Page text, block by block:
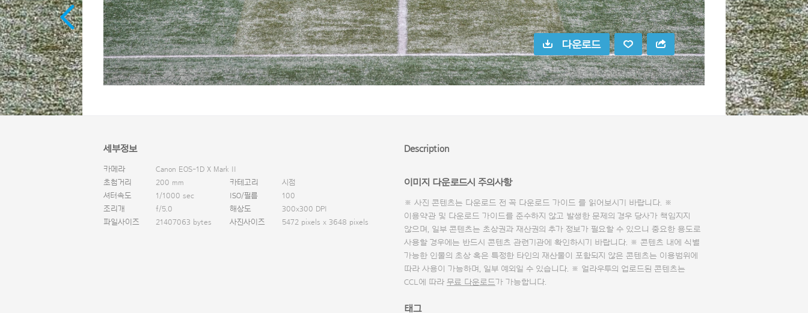
다운로드
세부정보
카메라
Canon EOS-1D X Mark II
초첨거리
200 mm 카테고리
시점
셔터속도
1/1000 sec ISO/필름
100
조리개
f/5.0 해상도
300x300 DPI
파일사이즈
21407063 bytes 사진사이즈 5472 pixels x 3648 pixels
Description
이미지 다운로드시 주의사항
※ 사진 콘텐츠는 다운로드 전 꼭 다운로드 가이드 를 읽어보시기 바랍니다. ※
이용약관 및 다운로드 가이드를 준수하지 않고 발생한 문제의 경우 당사가 책임지지
않으며, 일부 콘텐츠는 초상권과 재산권의 추가 정보가 필요할 수 있으니 중요한 용도로
사용할 경우에는 반드시 콘텐츠 관련기관에 확인하시기 바랍니다. ※ 콘텐츠 내에 식별
가능한 인물의 초상 혹은 특정한 타인의 재산물이 포함되지 않은 콘텐츠는 이용범위에
따라 사용이 가능하며, 일부 예외일 수 있습니다. ※ 얼라우투의 업로드된 콘텐츠는
CCL에 따라 무료 다운로드가 가능합니다.
태그